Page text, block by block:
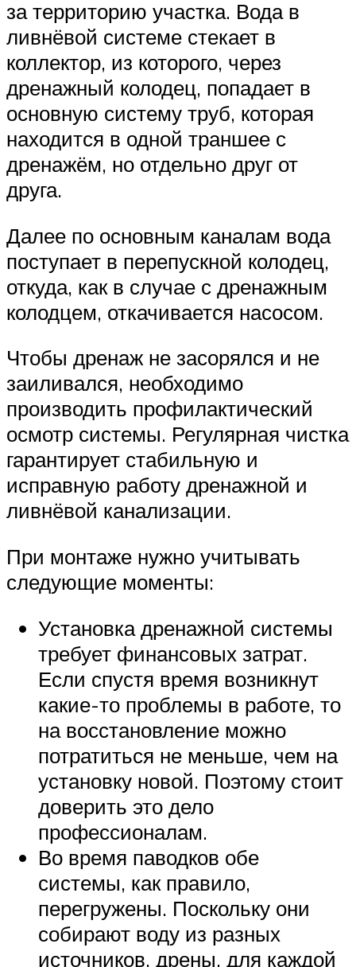
за территорию участка. Вода в
ливнёвой системе стекает в
коллектор, из которого, через
дренажный колодец, попадает в
основную систему труб, которая
находится в одной траншее с
дренажём, но отдельно друг от
друга.
Далее по основным каналам вода
поступает в перепускной колодец,
откуда, как в случае с дренажным
колодцем, откачивается насосом.
Чтобы дренаж не засорялся и не
заиливался, необходимо
производить профилактический
осмотр системы. Регулярная чистка
гарантирует стабильную и
исправную работу дренажной и
ливнёвой канализации.
При монтаже нужно учитывать
следующие моменты:
Установка дренажной системы
требует финансовых затрат.
Если спустя время возникнут
какие-то проблемы в работе, то
на восстановление можно
потратиться не меньше, чем на
установку новой. Поэтому стоит
доверить это дело
профессионалам.
Во время паводков обе
системы, как правило,
перегружены. Поскольку они
собирают воду из разных
источников, дрены, для каждой